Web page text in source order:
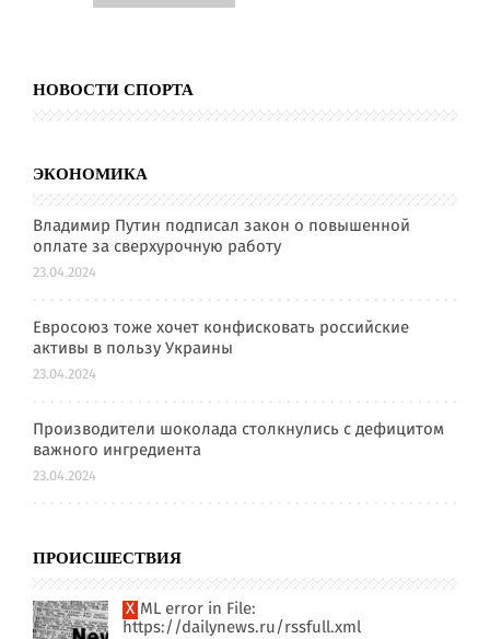
НОВОСТИ СПОРТА
ЭКОНОМИКА
Владимир Путин подписал закон о повышенной
оплате за сверхурочную работу
23.04.2024
Евросоюз тоже хочет конфисковать российские
активы в пользу Украины
23.04.2024
Производители шоколада столкнулись с дефицитом
важного ингредиента
23.04.2024
ПРОИСШЕСТВИЯ
XML error in File:
https://dailynews.ru/rssfull.xml